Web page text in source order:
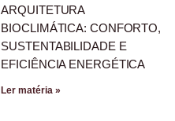
ARQUITETURA
BIOCLIMÁTICA: CONFORTO,
SUSTENTABILIDADE E
EFICIÊNCIA ENERGÉTICA
Ler matéria »